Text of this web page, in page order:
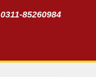
0311-85260984